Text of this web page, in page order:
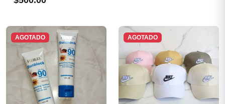
AGOTADO AGOTADO